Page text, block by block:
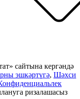
сайтына кергәндә
эшкәртүгә, Шәхси
ризалашасыз